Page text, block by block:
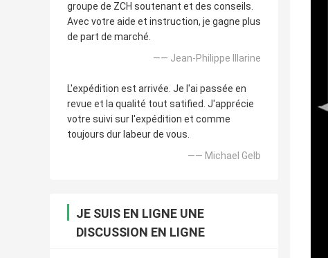
groupe de ZCH soutenant et des conseils.
Avec votre aide et instruction, je gagne plus
de part de marché.
—— Jean-Philippe Illarine
L'expédition est arrivée. Je l'ai passée en
revue et la qualité tout satified. J'apprécie
votre suivi sur l'expédition et comme
toujours dur labeur de vous.
—— Michael Gelb
JE SUIS EN LIGNE UNE
DISCUSSION EN LIGNE